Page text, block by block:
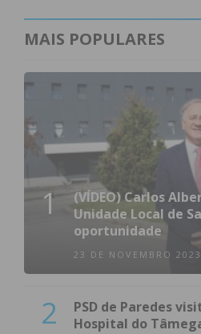
MAIS POPULARES
1
(VÍDEO) Carlos
Unidade Local de
oportunidade
23 DE NOVEMBRO 2023
2
PSD de Paredes
Hospital do